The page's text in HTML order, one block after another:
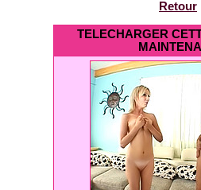
Retour
TELECHARGER